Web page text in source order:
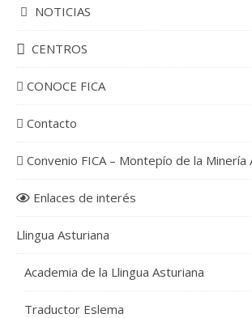
NOTICIAS
CENTROS
CONOCE FICA
Contacto
Convenio FICA – Montepío de la Minería
Enlaces de interés
Llingua Asturiana
Academia de la Llingua Asturiana
Traductor Eslema